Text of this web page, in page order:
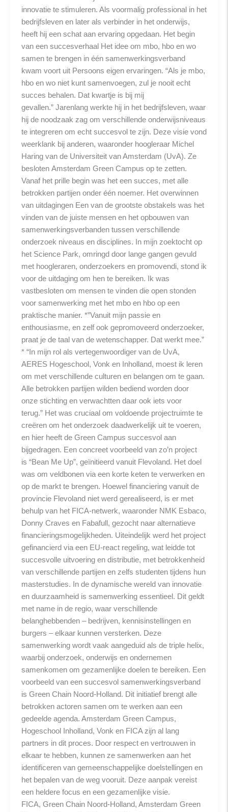
innovatie te stimuleren. Als voormalig professional in het
bedrijfsleven en later als verbinder in het onderwijs,
heeft hij een schat aan ervaring opgedaan. Het begin
van een succesverhaal Het idee om mbo, hbo en wo
samen te brengen in één samenwerkingsverband
kwam voort uit Persoons eigen ervaringen. “Als je mbo,
hbo en wo niet kunt samenvoegen, zul je nooit echt
succes behalen. Dat kwartje is bij mij
gevallen.” Jarenlang werkte hij in het bedrijfsleven, waar
hij de noodzaak zag om verschillende onderwijsniveaus
te integreren om echt succesvol te zijn. Deze visie vond
weerklank bij anderen, waaronder hoogleraar Michel
Haring van de Universiteit van Amsterdam (UvA). Ze
besloten Amsterdam Green Campus op te zetten.
Vanaf het prille begin was het een succes, met alle
betrokken partijen onder één noemer. Het overwinnen
van uitdagingen Een van de grootste obstakels was het
vinden van de juiste mensen en het opbouwen van
samenwerkingsverbanden tussen verschillende
onderzoek niveaus en disciplines. In mijn zoektocht op
het Science Park, omringd door lange gangen gevuld
met hoogleraren, onderzoekers en promovendi, stond ik
voor de uitdaging om hen te bereiken. Ik was
vastbesloten om mensen te vinden die open stonden
voor samenwerking met het mbo en hbo op een
praktische manier. *”Vanuit mijn passie en
enthousiasme, en zelf ook gepromoveerd onderzoeker,
praat je de taal van de wetenschapper. Dat werkt mee.”
* “In mijn rol als vertegenwoordiger van de UvA,
AERES Hogeschool, Vonk en Inholland, moest ik leren
om met verschillende culturen en belangen om te gaan.
Alle betrokken partijen wilden bediend worden door
onze stichting en verwachtten daar ook iets voor
terug.” Het was cruciaal om voldoende projectruimte te
creëren om het onderzoek daadwerkelijk uit te voeren,
en hier heeft de Green Campus succesvol aan
bijgedragen. Een concreet voorbeeld van zo’n project
is “Bean Me Up”, geïnitieerd vanuit Flevoland. Het doel
was om veldbonen via een korte keten te verwerken en
op de markt te brengen. Hoewel financiering vanuit de
provincie Flevoland niet werd gerealiseerd, is er met
behulp van het FICA-netwerk, waaronder NMK Esbaco,
Donny Craves en Fabafull, gezocht naar alternatieve
financieringsmogelijkheden. Uiteindelijk werd het project
gefinancierd via een EU-react regeling, wat leidde tot
succesvolle uitvoering en distributie, met betrokkenheid
van verschillende partijen en zelfs studenten tijdens hun
masterstudies. In de dynamische wereld van innovatie
en duurzaamheid is samenwerking essentieel. Dit geldt
met name in de regio, waar verschillende
belanghebbenden – bedrijven, kennisinstellingen en
burgers – elkaar kunnen versterken. Deze
samenwerking wordt vaak aangeduid als de triple helix,
waarbij onderzoek, onderwijs en ondernemen
samenkomen om gezamenlijke doelen te bereiken. Een
voorbeeld van een succesvol samenwerkingsverband
is Green Chain Noord-Holland. Dit initiatief brengt alle
betrokken actoren samen om te werken aan een
gedeelde agenda. Amsterdam Green Campus,
Hogeschool Inholland, Vonk en FICA zijn al lang
partners in dit proces. Door respect en vertrouwen in
elkaar te hebben, kunnen ze samenwerken aan het
identificeren van gemeenschappelijke doelstellingen en
het bepalen van de weg vooruit. Deze aanpak vereist
een heldere focus en een gezamenlijke visie.
FICA, Green Chain Noord-Holland, Amsterdam Green